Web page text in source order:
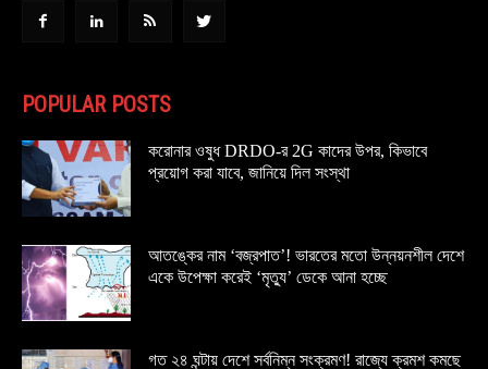
POPULAR POSTS
করোনার ওষুধ DRDO-র 2G কাদের উপর, কিভাবে
প্রয়োগ করা যাবে, জানিয়ে দিল সংস্থা
আতঙ্কের নাম ‘বজ্রপাত’! ভারতের মতো উন্নয়নশীল দেশে
একে উপেক্ষা করেই ‘মৃত্যু’ ডেকে আনা হচ্ছে
গত ২৪ ঘন্টায় দেশে সর্বনিম্ন সংক্রমণ! রাজ্যে ক্রমশ কমছে